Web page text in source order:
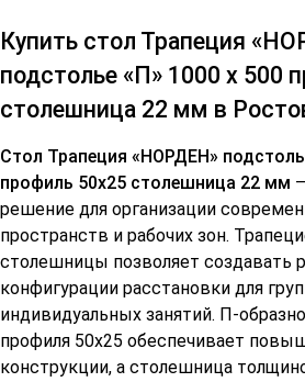
Купить стол Трапеция
подстолье «П» 1000 x 500
столешница 22 мм в
Стол Трапеция «НОРДЕН»
профиль 50x25 столешница 22 мм
решение для организации
пространств и рабочих зон.
столешницы позволяет создавать
конфигурации расстановки для
индивидуальных занятий. П-
профиля 50x25 обеспечивает
конструкции, а столешница